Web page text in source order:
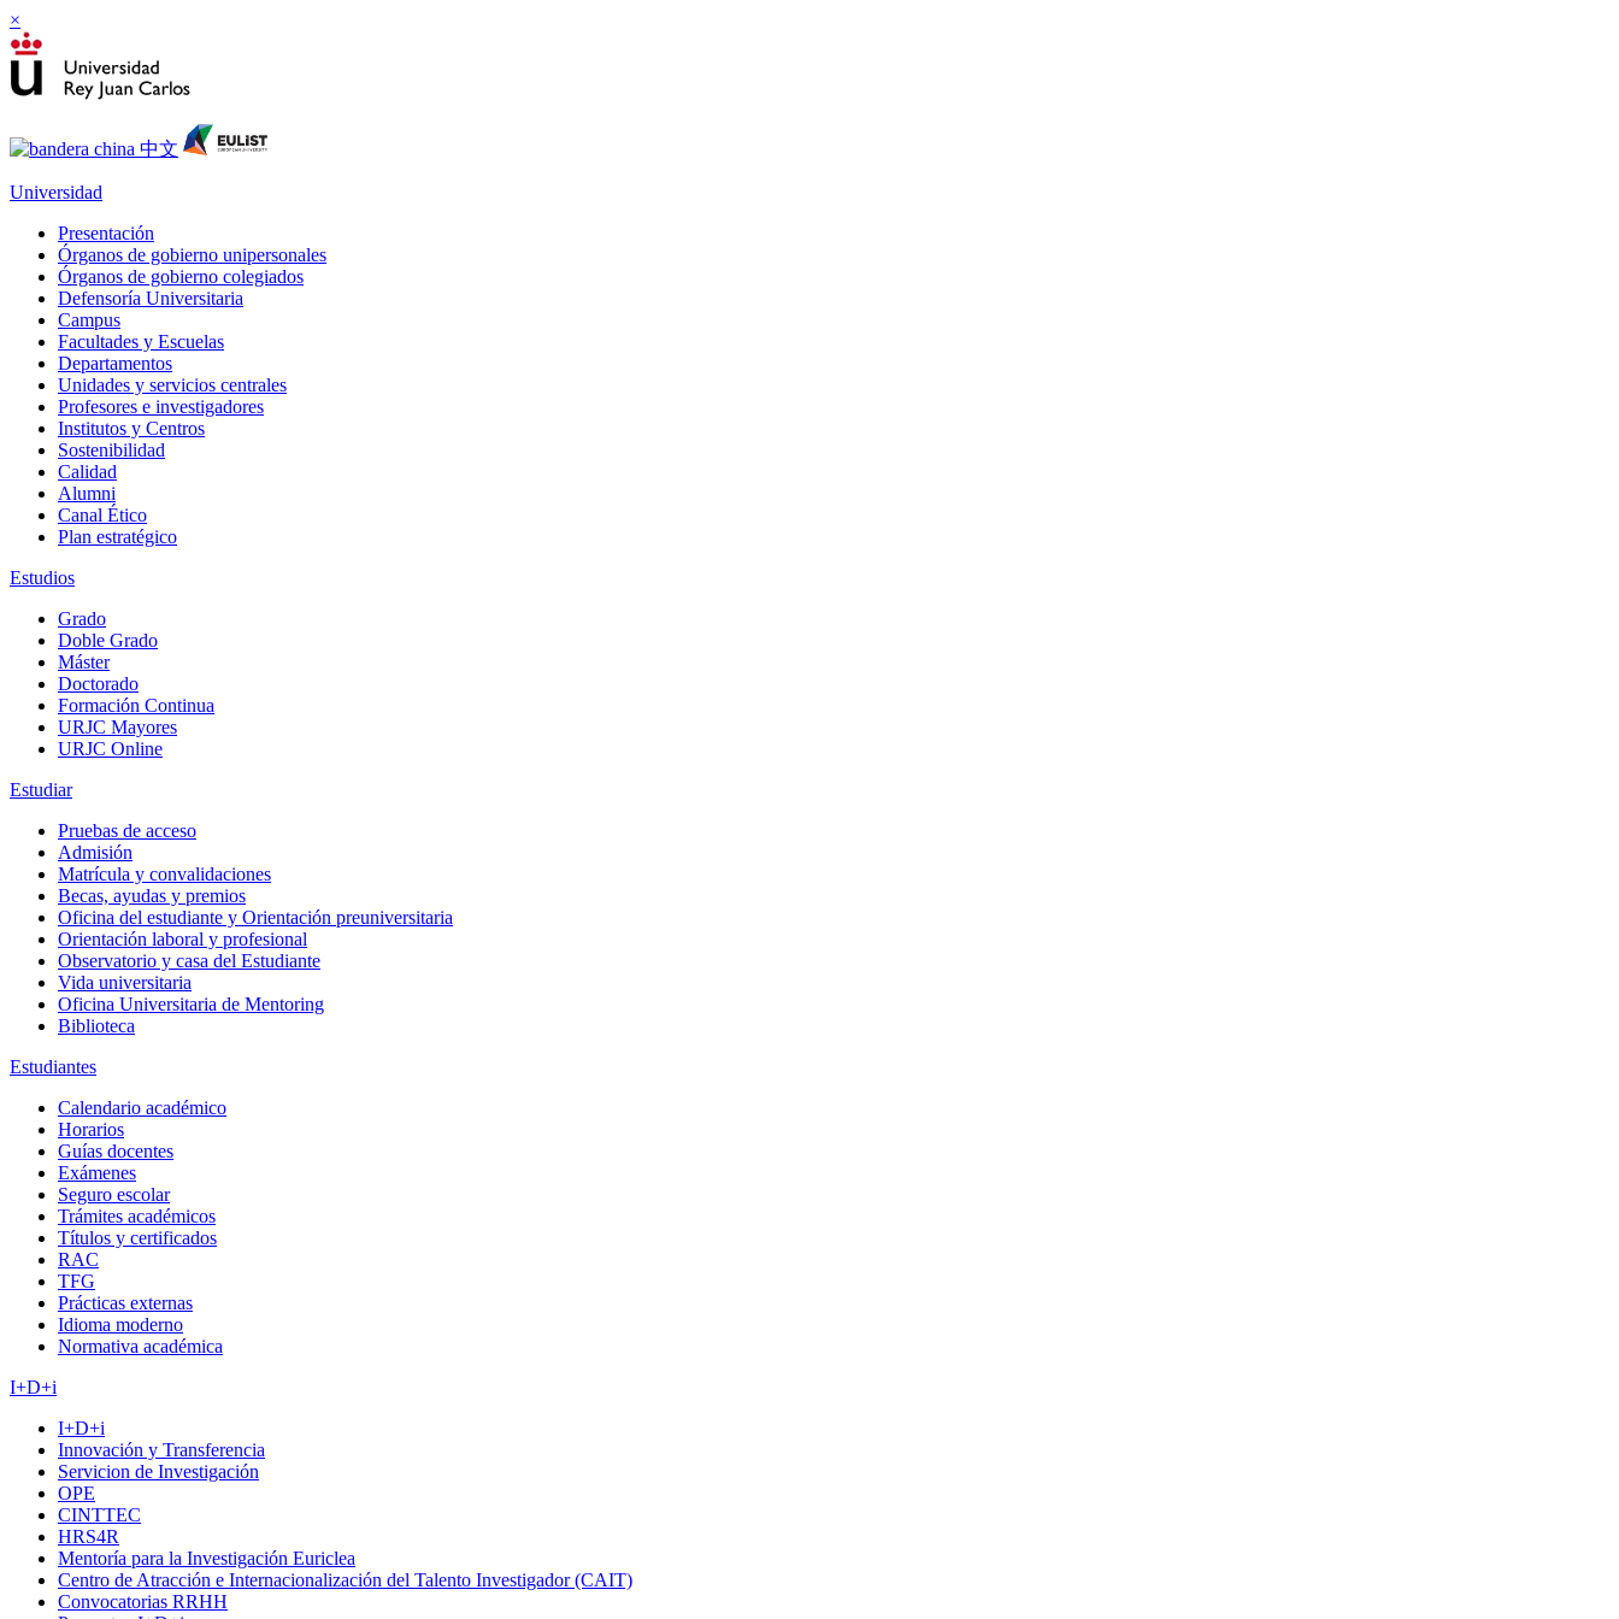
×
Universidad
Presentación
Órganos de gobierno unipersonales
Órganos de gobierno colegiados
Defensoría Universitaria
Campus
Facultades y Escuelas
Departamentos
Unidades y servicios centrales
Profesores e investigadores
Institutos y Centros
Sostenibilidad
Calidad
Alumni
Canal Ético
Plan estratégico
Estudios
Grado
Doble Grado
Máster
Doctorado
Formación Continua
URJC Mayores
URJC Online
Estudiar
Pruebas de acceso
Admisión
Matrícula y convalidaciones
Becas, ayudas y premios
Oficina del estudiante y Orientación preuniversitaria
Orientación laboral y profesional
Observatorio y casa del Estudiante
Vida universitaria
Oficina Universitaria de Mentoring
Biblioteca
Estudiantes
Calendario académico
Horarios
Guías docentes
Exámenes
Seguro escolar
Trámites académicos
Títulos y certificados
RAC
TFG
Prácticas externas
Idioma moderno
Normativa académica
I+D+i
I+D+i
Innovación y Transferencia
Servicion de Investigación
OPE
CINTTEC
HRS4R
Mentoría para la Investigación Euriclea
Centro de Atracción e Internacionalización del Talento Investigador (CAIT)
Convocatorias RRHH